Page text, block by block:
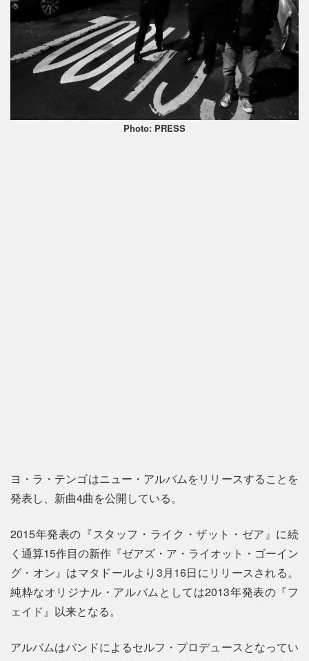
Photo: PRESS
ヨ・ラ・テンゴはニュー・アルバムをリリースすることを
発表し、新曲4曲を公開している。
2015年発表の『スタッフ・ライク・ザット・ゼア』に続
く通算15作目の新作『ゼアズ・ア・ライオット・ゴーイン
グ・オン』はマタドールより3月16日にリリースされる。
純粋なオリジナル・アルバムとしては2013年発表の『フ
ェイド』以来となる。
アルバムはバンドによるセルフ・プロデュースとなってい